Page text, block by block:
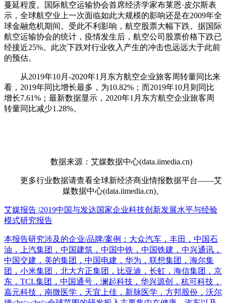
蔓延程度。国际航空运输协会首席经济学家布莱恩·皮尔斯表
示，全球航空业上一次面临如此大规模的影响还是在2009年全
球金融危机期间。受此不利影响，航空股票大幅下跌。据国际
航空运输协会的统计，疫情发生后，航空公司股票价格下跌已
经接近25%。此次下跌对行业收入产生的冲击也远远大于此前
的预估。
从2019年10月-2020年1月东方航空企业旅客周转量同比来
看，2019年同比增长最多，为10.82%；而2019年10月则同比
增长7.61%；最新数据显示，2020年1月东方航空企业旅客周
转量同比减少1.28%。
数据来源：艾媒数据中心(data.iimedia.cn)
更多行业数据请查看全球新经济商业情报数据平台——艾
媒数据中心(data.iimedia.cn)。
艾媒报告 |2019中国与发达国家企业科技创新发展水平与经验
模式研究报告
本报告研究涉及的企业/品牌/案例：大众汽车，丰田，中国石
油，上汽集团，中国建筑，中国中铁，中国铁建，中兴通讯，
中国交建，美的集团，中国电建，华为，联想集团，海尔集
团，小米集团，北大方正集团，比亚迪，长虹，海信集团，京
东，TCL集团，中国通号，澜起科技，华兴源创，杭可科技，
嘉元科技，南微医学，天宜上佳，新脉医学，方邦股份，沃尔